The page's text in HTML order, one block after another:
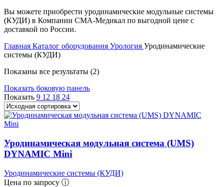
Вы можете приобрести уродинамические модульные системы
(КУДИ) в Компании СМА-Медикал по выгодной цене с
доставкой по России.
Главная Каталог оборудования Урология Уродинамические
системы (КУДИ)
Показаны все результаты (2)
Показать боковую панель
Показать 9 12 18 24
Уродинамическая модульная система (UMS)
DYNAMIC Mini
Уродинамические системы (КУДИ)
Цена по запросу ⓘ